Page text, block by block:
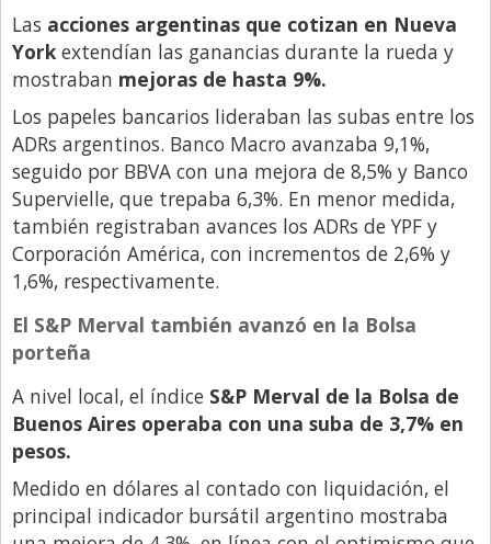
Las acciones argentinas que cotizan en Nueva
Yorkextendían las ganancias durante la rueda y
mostraban mejoras de hasta 9%.
Los papeles bancarios lideraban las subas entre los
ADRs argentinos. Banco Macro avanzaba 9,1%,
seguido por BBVA con una mejora de 8,5% y Banco
Supervielle, que trepaba 6,3%. En menor medida,
también registraban avances los ADRs de YPF y
Corporación América, con incrementos de 2,6% y
1,6%, respectivamente.
El S&P Merval también avanzó en la Bolsa
porteña
A nivel local, el índice S&P Merval de la Bolsa de
Buenos Aires operaba con una suba de 3,7% en
pesos.
Medido en dólares al contado con liquidación, el
principal indicador bursátil argentino mostraba